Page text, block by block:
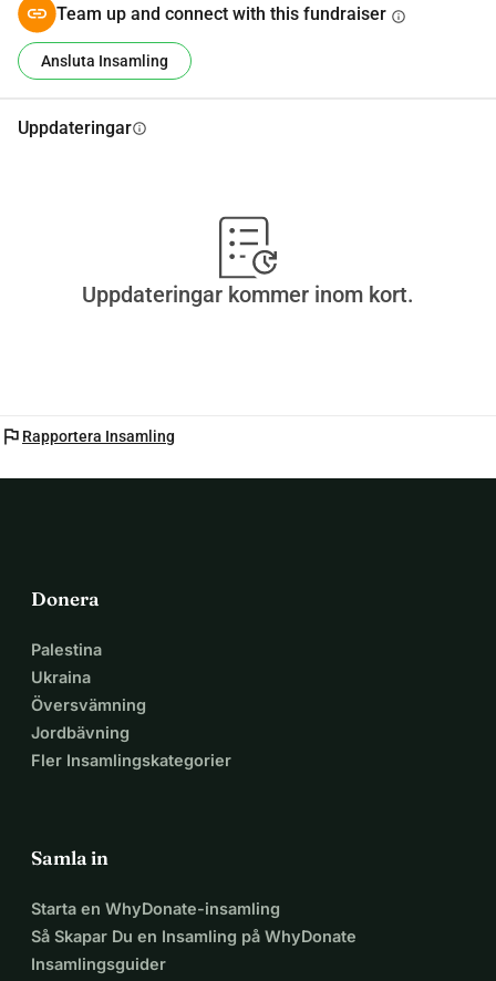
Duis autem vel eum iriure dolor in
Team up and connect with this fundraiser info
Ansluta Insamling
Uppdateringarinfo
Uppdateringar kommer inom kort.
flag Rapportera Insamling
Donera
Palestina
Ukraina
Översvämning
Jordbävning
Fler Insamlingskategorier
Samla in
Starta en WhyDonate-insamling
Så Skapar Du en Insamling på WhyDonate
Insamlingsguider